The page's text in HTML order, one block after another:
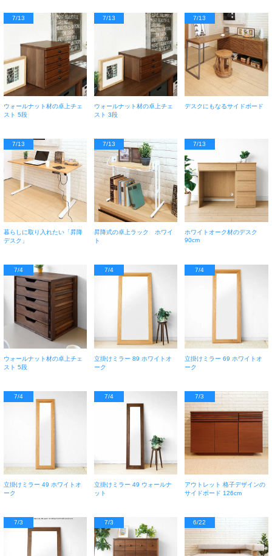
7/13
ウォールナット材の卓上チェ
スト 5段
7/13
ウォールナット材の卓上チェ
スト 3段
7/13
デスクにもなるサイドボード
7/13
暮らしに取り入れたい「昇降
デスク」
7/13
昇降式の卓上ラック ホワイ
ト
7/13
ホワイトオーク材のデスク
90cm
7/4
ウォールナット材の卓上チェ
スト 5段
7/4
立掛けミラー 89 ホワイトオ
ーク
7/4
立掛けミラー 69 ホワイトオ
ーク
7/4
立掛けミラー 49 ホワイトオ
ーク
7/4
立掛けミラー 49 ウォールナ
ット
7/3
アウトレット 格子デザインの
サイドボード 126cm
7/3 7/3 6/22